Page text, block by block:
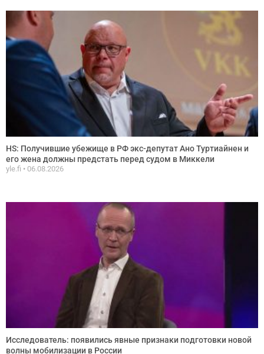
HS: Получившие убежище в РФ экс-депутат Ано Туртиайнен и
его жена должны предстать перед судом в Миккели
yle.fi 06.08.2026
Исследователь: появились явные признаки подготовки новой
волны мобилизации в России